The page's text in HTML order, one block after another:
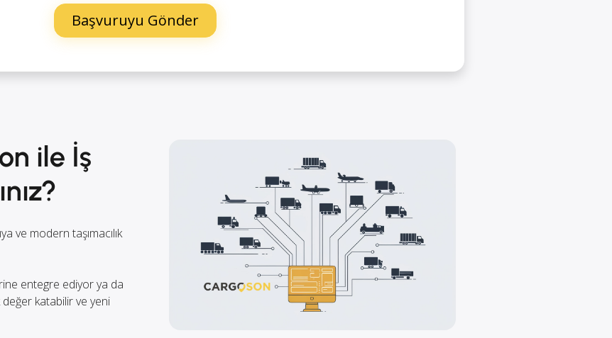
ile İş
ve modern taşımacılık
entegre ediyor ya da
değer katabilir ve yeni